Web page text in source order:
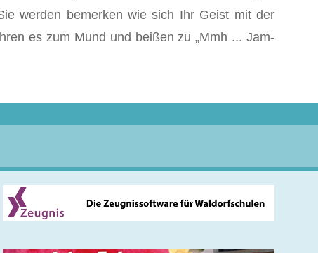
werden bemerken wie sich Ihr Geist mit der
es zum Mund und beißen zu „Mmh ... Jam-